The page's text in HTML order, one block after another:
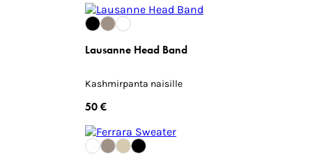
Lausanne Head Band
Kashmirpanta naisille
50 €